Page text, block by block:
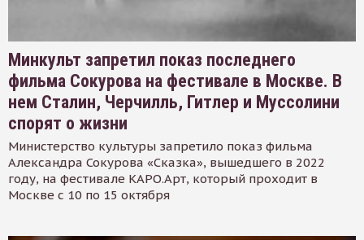
Минкульт запретил показ последнего
фильма Сокурова на фестивале в Москве. В
нем Сталин, Черчилль, Гитлер и Муссолини
спорят о жизни
Министерство культуры запретило показ фильма
Александра Сокурова «Сказка», вышедшего в 2022
году, на фестивале КАРО.Арт, который проходит в
Москве с 10 по 15 октября